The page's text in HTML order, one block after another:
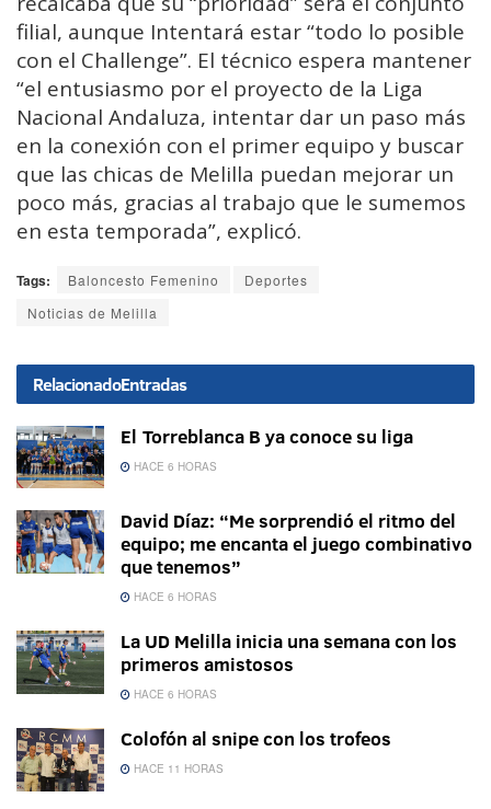
filial, aunque Intentará estar “todo lo posible
con el Challenge”. El técnico espera mantener
“el entusiasmo por el proyecto de la Liga
Nacional Andaluza, intentar dar un paso más
en la conexión con el primer equipo y buscar
que las chicas de Melilla puedan mejorar un
poco más, gracias al trabajo que le sumemos
en esta temporada”, explicó.
Tags: Baloncesto Femenino
Deportes
Noticias de Melilla
RelacionadoEntradas
El Torreblanca B ya conoce su liga
HACE 6 HORAS
David Díaz: “Me sorprendió el ritmo del
equipo; me encanta el juego combinativo
que tenemos”
HACE 6 HORAS
La UD Melilla inicia una semana con los
primeros amistosos
HACE 6 HORAS
Colofón al snipe con los trofeos
HACE 11 HORAS